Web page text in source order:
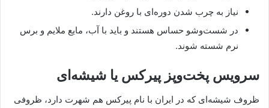
نیاز به چرب شدن دوره‌ای با روغن دارند.
در شست‌وشو حساس هستند و باید با آب، مایع ملایم و برس
نرم شسته شوند.
سرویس پخت‌وپز پیرکس یا شیشه‌ای
ظروف شیشه‌ای که در ایران با نام پیرکس هم شهرت دارد، ظروفی